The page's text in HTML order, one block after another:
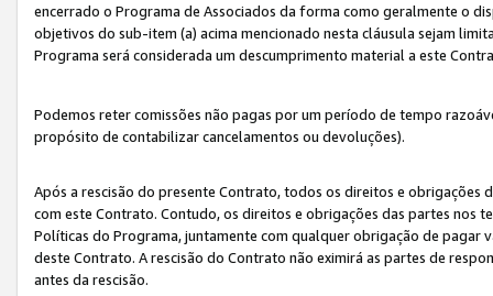
encerrado o Programa de Associados da forma como geralmente o
objetivos do sub-item (a) acima mencionado nesta cláusula sejam
Programa será considerada um descumprimento material a este
Podemos reter comissões não pagas por um período de tempo
propósito de contabilizar cancelamentos ou devoluções).
Após a rescisão do presente Contrato, todos os direitos e obrigações
com este Contrato. Contudo, os direitos e obrigações das partes nos
Políticas do Programa, juntamente com qualquer obrigação de
deste Contrato. A rescisão do Contrato não eximirá as partes de
antes da rescisão.